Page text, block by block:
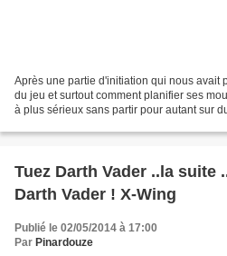
Après une partie d'initiation qui nous avait
du jeu et surtout comment planifier ses
à plus sérieux sans partir pour autant sur
Tuez Darth Vader ..la suite
Darth Vader ! X-Wing
Publié le 02/05/2014 à 17:00
Par Pinardouze